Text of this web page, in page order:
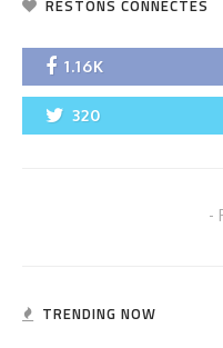
RESTONS CONNECTÉS
1.16K
320
-
TRENDING NOW